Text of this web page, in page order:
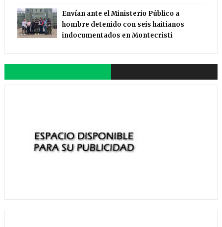
Envían ante el Ministerio Público a
hombre detenido con seis haitianos
indocumentados en Montecristi